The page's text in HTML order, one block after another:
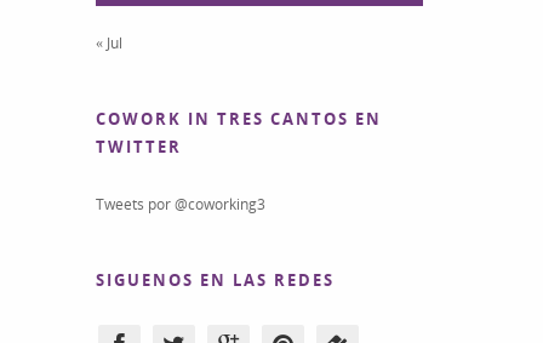
« Jul
COWORK IN TRES CANTOS EN
TWITTER
Tweets por @coworking3
SIGUENOS EN LAS REDES